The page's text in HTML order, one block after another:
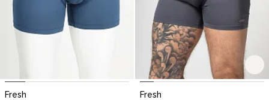
Fresh Fresh